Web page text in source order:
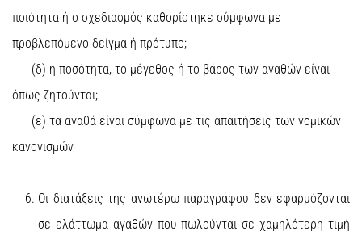
ποιότητα ή ο σχεδιασμός καθορίστηκε σύμφωνα με
προβλεπόμενο δείγμα ή πρότυπο;
(δ) η ποσότητα, το μέγεθος ή το βάρος των αγαθών είναι
όπως ζητούνται;
(ε) τα αγαθά είναι σύμφωνα με τις απαιτήσεις των νομικών
κανονισμών
Οι διατάξεις της ανωτέρω παραγράφου δεν εφαρμόζονται
σε ελάττωμα αγαθών που πωλούνται σε χαμηλότερη τιμή